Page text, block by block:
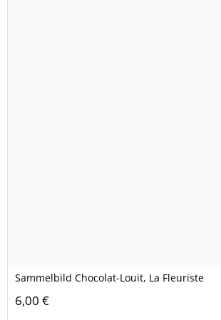
Sammelbild Chocolat-Louit, La Fleuriste
6,00 €